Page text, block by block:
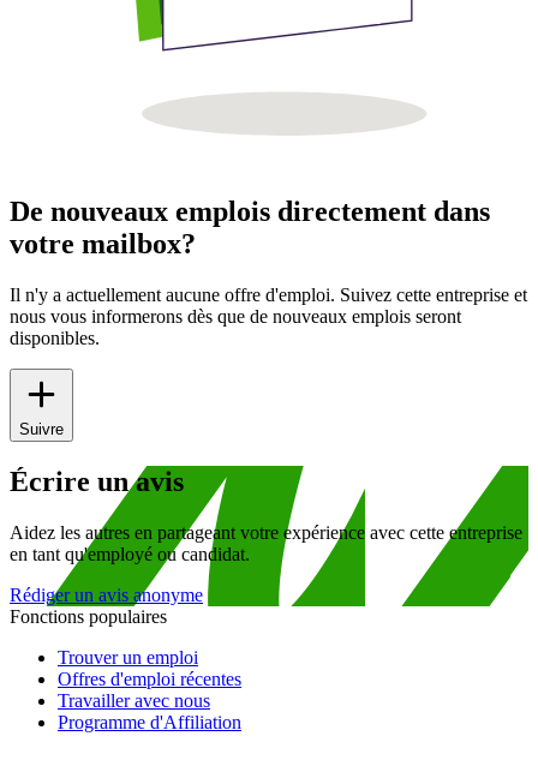
De nouveaux emplois directement dans
votre mailbox?
Il n'y a actuellement aucune offre d'emploi. Suivez cette entreprise et
nous vous informerons dès que de nouveaux emplois seront
disponibles.
Suivre
Écrire un avis
Aidez les autres en partageant votre expérience avec cette entreprise
en tant qu'employé ou candidat.
Rédiger un avis anonyme
Fonctions populaires
Trouver un emploi
Offres d'emploi récentes
Travailler avec nous
Programme d'Affiliation